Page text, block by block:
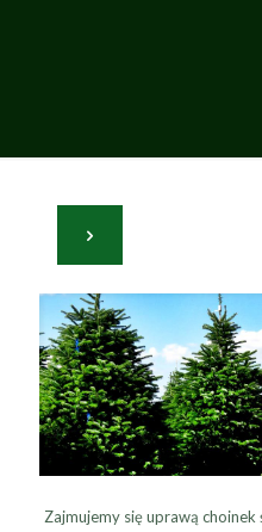
Zajmujemy się uprawą